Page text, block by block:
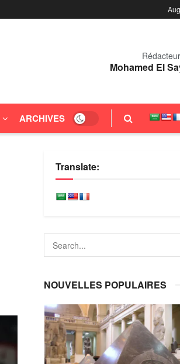
Mohamed El
ARCHIVES
Translate:
NOUVELLES POPULAIRES